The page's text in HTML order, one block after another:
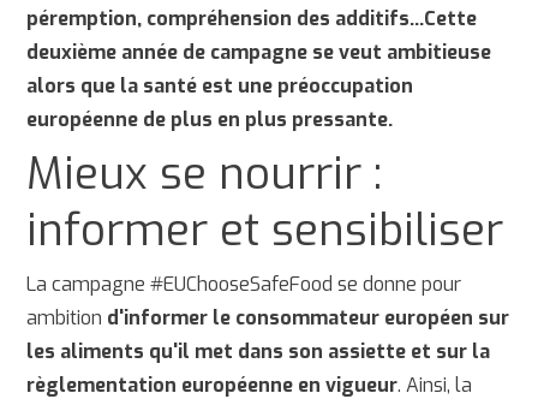
péremption, compréhension des additifs...Cette
deuxième année de campagne se veut ambitieuse
alors que la santé est une préoccupation
européenne de plus en plus pressante.
Mieux se nourrir :
informer et sensibiliser
La campagne #EUChooseSafeFood se donne pour
ambition d'informer le consommateur européen sur
les aliments qu'il met dans son assiette et sur la
règlementation européenne en vigueur. Ainsi, la